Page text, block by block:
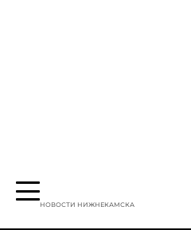
НОВОСТИ НИЖНЕКАМСКА